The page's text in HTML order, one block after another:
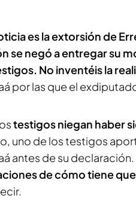
es la extorsión de
se negó a entregar su
No inventéis la
por las que el
testigos niegan haber
uno de los testigos
antes de su
de cómo tiene